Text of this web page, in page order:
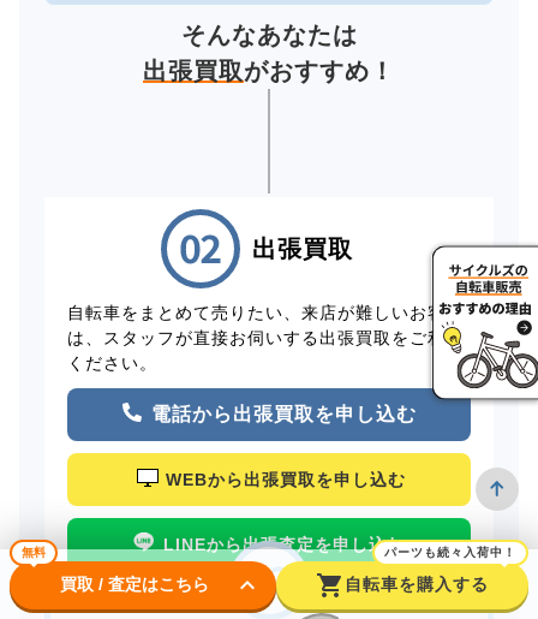
そんなあなたは
出張買取がおすすめ！
出張買取
自転車をまとめて売りたい、来店が難しいお客様
は、スタッフが直接お伺いする出張買取をご利用
ください。
電話から出張買取を申し込む
WEBから出張買取を申し込む
LINEから出張査定を申し込む
無料
買取 / 査定はこちら keyboard_arrow_down shopping_cart
パーツも続々入荷中！
自転車を購入する